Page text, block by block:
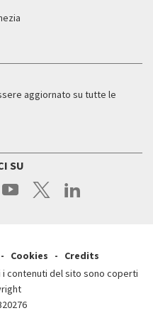
aggiornato su tutte le
SU
Cookies
Credits
i contenuti del sito sono coperti